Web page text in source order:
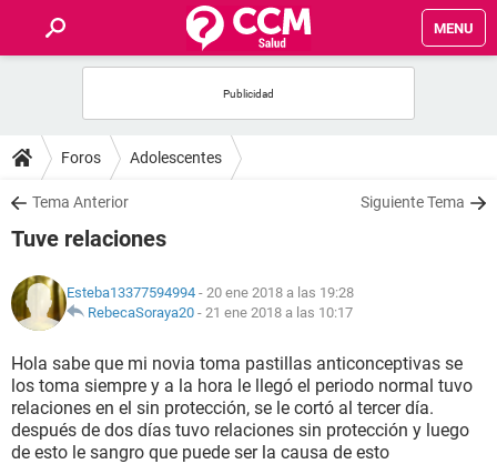
MENU
FOROS
SALUD
NUTRICIÓN
BIENESTAR
SEXUALIDAD
Foros Adolescentes
Tema Anterior Siguiente Tema
Tuve relaciones
Esteba13377594994 - 20 ene 2018 a las 19:28
RebecaSoraya20 - 21 ene 2018 a las 10:17
Hola sabe que mi novia toma pastillas anticonceptivas se
los toma siempre y a la hora le llegó el periodo normal tuvo
relaciones en el sin protección, se le cortó al tercer día.
después de dos días tuvo relaciones sin protección y luego
de esto le sangro que puede ser la causa de esto